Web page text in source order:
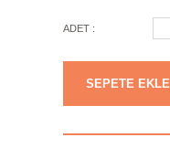
ADET :
SEPETE EKLE